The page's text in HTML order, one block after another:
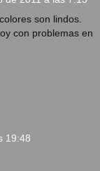
son lindos.
con problemas en
19:48